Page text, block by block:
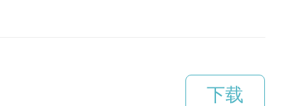
下载